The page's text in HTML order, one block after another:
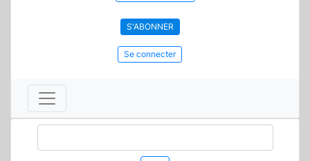
S'ABONNER
Se connecter